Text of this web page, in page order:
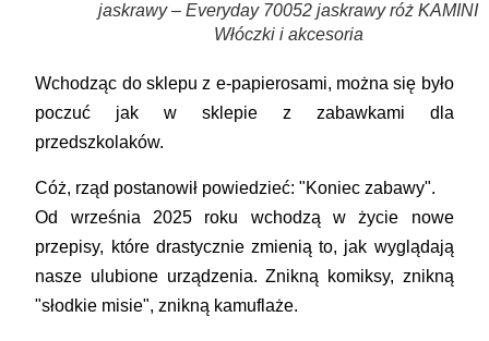
jaskrawy – Everyday 70052 jaskrawy róż KAMINI
Włóczki i akcesoria
Wchodząc do sklepu z e-papierosami, można się było
poczuć jak w sklepie z zabawkami dla
przedszkolaków.
Cóż, rząd postanowił powiedzieć:"Koniec zabawy".
Od września 2025 roku wchodzą w życie nowe
przepisy, które drastycznie zmienią to, jak wyglądają
nasze ulubione urządzenia. Znikną komiksy, znikną
"słodkie misie", znikną kamuflaże.